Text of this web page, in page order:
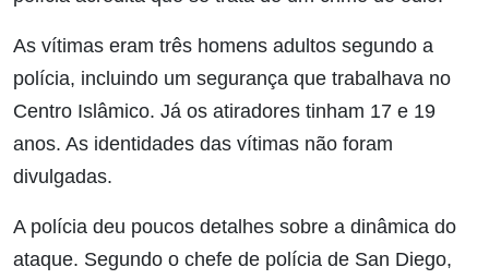
As vítimas eram três homens adultos segundo a
polícia, incluindo um segurança que trabalhava no
Centro Islâmico. Já os atiradores tinham 17 e 19
anos. As identidades das vítimas não foram
divulgadas.
A polícia deu poucos detalhes sobre a dinâmica do
ataque. Segundo o chefe de polícia de San Diego,